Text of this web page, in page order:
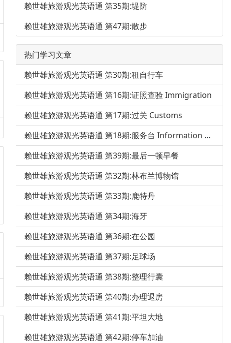
赖世雄旅游观光英语通 第35期:堤防
赖世雄旅游观光英语通 第47期:散步
热门学习文章
赖世雄旅游观光英语通 第30期:租自行车
赖世雄旅游观光英语通 第16期:证照查验 Immigration
赖世雄旅游观光英语通 第17期:过关 Customs
赖世雄旅游观光英语通 第18期:服务台 Information Desk
赖世雄旅游观光英语通 第39期:最后一顿早餐
赖世雄旅游观光英语通 第32期:林布兰博物馆
赖世雄旅游观光英语通 第33期:鹿特丹
赖世雄旅游观光英语通 第34期:海牙
赖世雄旅游观光英语通 第36期:在公园
赖世雄旅游观光英语通 第37期:足球场
赖世雄旅游观光英语通 第38期:整理行囊
赖世雄旅游观光英语通 第40期:办理退房
赖世雄旅游观光英语通 第41期:平坦大地
赖世雄旅游观光英语通 第42期:停车加油